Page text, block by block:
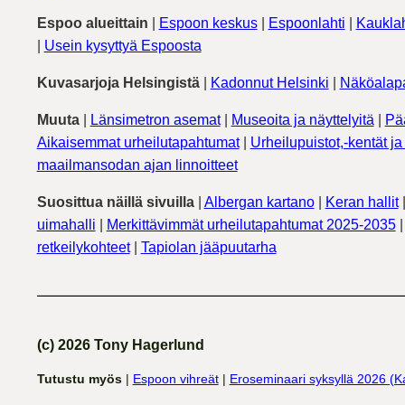
Espoo alueittain Espoon keskus| Espoonlahti
Usein kysyttyä Espoosta
Kuvasarjoja Helsingistä| Kadonnut Helsinki
Muuta| Länsimetron asemat| Museoita ja näyttelyitä
Aikaisemmat urheilutapahtumat| Urheilupuistot,-kentät
maailmansodan ajan linnoitteet
Suosittua näillä sivuilla| Albergan kartano| Keran hallit
uimahalli
Merkittävimmät urheilutapahtumat 2025-2035
retkeilykohteet| Tapiolan jääpuutarha
(c) 2026 Tony Hagerlund
Tutustu myös| Espoon vihreät| Eroseminaari syksyllä 2026